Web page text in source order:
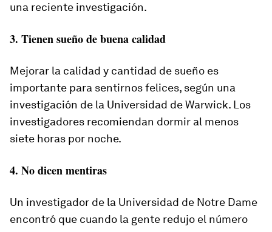
una reciente investigación.
3. Tienen sueño de buena calidad
Mejorar la calidad y cantidad de sueño es
importante para sentirnos felices, según una
investigación de la Universidad de Warwick. Los
investigadores recomiendan dormir al menos
siete horas por noche.
4. No dicen mentiras
Un investigador de la Universidad de Notre Dame
encontró que cuando la gente redujo el número